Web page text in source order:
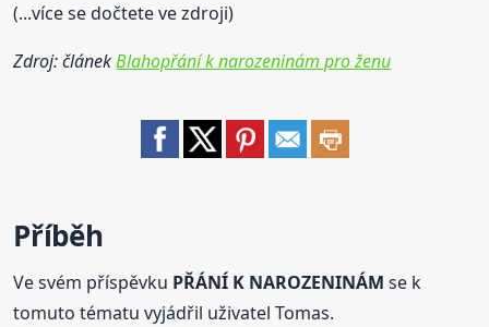
(...více se dočtete ve zdroji)
Zdroj: článekBlahopřání k narozeninám pro ženu
Příběh
Ve svém příspěvku PŘÁNÍ K NAROZENINÁM se k
tomuto tématu vyjádřil uživatel Tomas.